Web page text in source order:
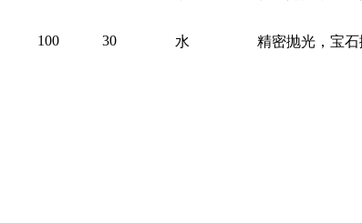
100 30 水 精密抛光，宝